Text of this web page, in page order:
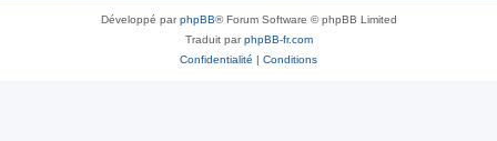
Développé parphpBB® Forum Software © phpBB Limited
Traduit parphpBB-fr.com
Confidentialité | Conditions